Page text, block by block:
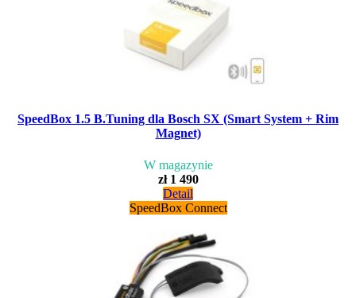
SpeedBox 1.5 B.Tuning dla Bosch SX (Smart System + Rim
Magnet)
W magazynie
zł 1 490
Detail
SpeedBox Connect